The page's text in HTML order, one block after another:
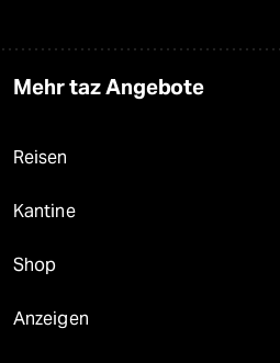
Mehr taz Angebote
Reisen
Kantine
Shop
Anzeigen